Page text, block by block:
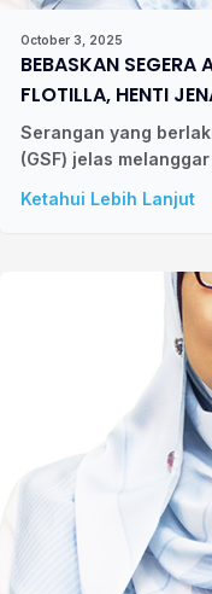
October 3, 2025
BEBASKAN SEGERA
FLOTILLA, HENTI
Serangan yang
(GSF) jelas
Ketahui Lebih Lanjut